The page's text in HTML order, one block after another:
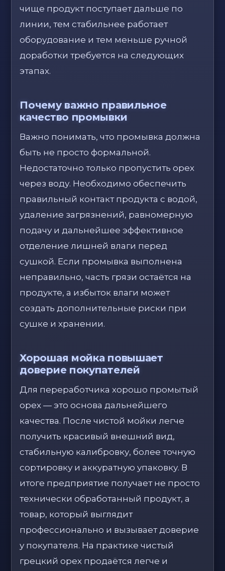
чище продукт поступает дальше по
линии, тем стабильнее работает
оборудование и тем меньше ручной
доработки требуется на следующих
этапах.
Почему важно правильное
качество промывки
Важно понимать, что промывка должна
быть не просто формальной.
Недостаточно только пропустить орех
через воду. Необходимо обеспечить
правильный контакт продукта с водой,
удаление загрязнений, равномерную
подачу и дальнейшее эффективное
отделение лишней влаги перед
сушкой. Если промывка выполнена
неправильно, часть грязи остаётся на
продукте, а избыток влаги может
создать дополнительные риски при
сушке и хранении.
Хорошая мойка повышает
доверие покупателей
Для переработчика хорошо промытый
орех — это основа дальнейшего
качества. После чистой мойки легче
получить красивый внешний вид,
стабильную калибровку, более точную
сортировку и аккуратную упаковку. В
итоге предприятие получает не просто
технически обработанный продукт, а
товар, который выглядит
профессионально и вызывает доверие
у покупателя. На практике чистый
грецкий орех продаётся легче и